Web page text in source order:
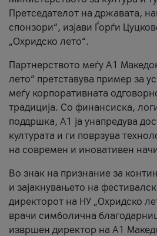
Претседателот на државата,
спонзори“, изјави Ѓорѓи
„Охридско лето“.
Партнерството меѓу A1
лето“ претставува пример за
меѓу корпоративната
традиција. Со финансиска,
поддршка, A1 ја унапредува
културата и ги поврзува
на современ и иновативен
Во знак на признание за
и зајакнувањето на
директорот на НУ „Охридско
врачи симболична
извршен директор на A1